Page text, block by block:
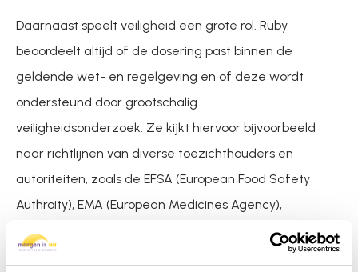
Daarnaast speelt veiligheid een grote rol. Ruby
beoordeelt altijd of de dosering past binnen de
geldende wet- en regelgeving en of deze wordt
ondersteund door grootschalig
veiligheidsonderzoek. Ze kijkt hiervoor bijvoorbeeld
naar richtlijnen van diverse toezichthouders en
autoriteiten, zoals de EFSA (European Food Safety
Authroity), EMA (European Medicines Agency),
Gezondheidsraad en wetenschappelijke bronnen.
Alleen ingrediënten die veilig zijn in gebruik én